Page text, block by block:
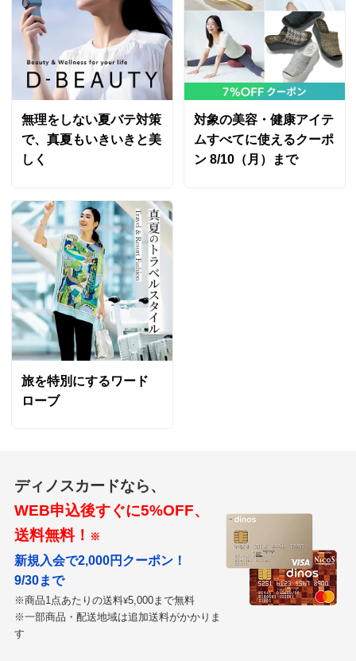
無理をしない夏バテ対策
で、真夏もいきいきと美
しく
対象の美容・健康アイテ
ムすべてに使えるクーポ
ン 8/10（月）まで
旅を特別にするワード
ローブ
ディノスカードなら、
WEB申込後すぐに5%OFF、
送料無料！ ※
新規入会で2,000円クーポン！
9/30まで
※商品1点あたりの送料¥5,000まで無料
※一部商品・配送地域は追加送料がかかりま
す